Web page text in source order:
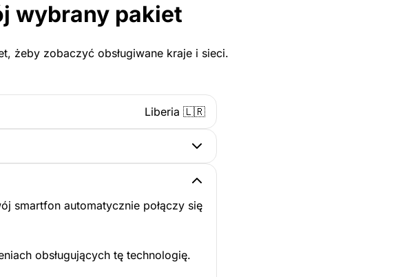
wybrany pakiet
żeby zobaczyć obsługiwane kraje i sieci.
Liberia 🇱🇷
smartfon automatycznie połączy się
obsługujących tę technologię.